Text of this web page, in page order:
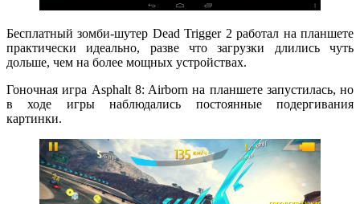
Бесплатный зомби-шутер Dead Trigger 2 работал на планшете
практически идеально, разве что загрузки длились чуть
дольше, чем на более мощных устройствах.
Гоночная игра Asphalt 8: Airborn на планшете запустилась, но
в ходе игры наблюдались постоянные подергивания
картинки.